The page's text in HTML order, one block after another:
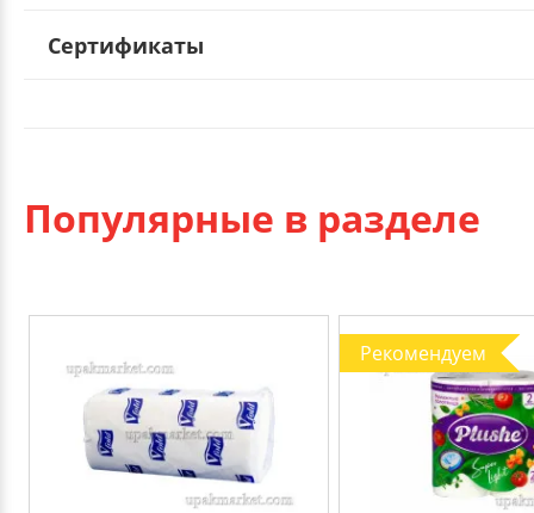
Сертификаты
Популярные в разделе
Рекомендуем